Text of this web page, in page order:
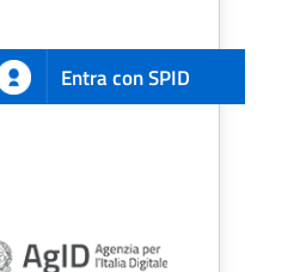
Entra con SPID